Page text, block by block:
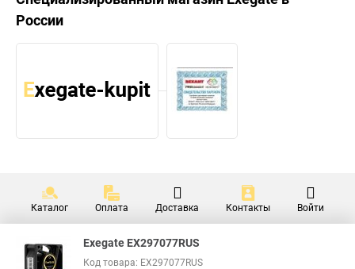
России
Каталог Оплата Доставка Контакты Войти
Exegate EX297077RUS
Код товара: EX297077RUS